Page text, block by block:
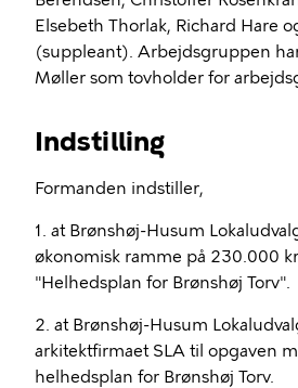
Elsebeth Thorlak, Richard Hare
(suppleant). Arbejdsgruppen
Møller som tovholder for
Indstilling
Formanden indstiller,
1. at Brønshøj-Husum
økonomisk ramme på 230.000
"Helhedsplan for Brønshøj Torv".
2. at Brønshøj-Husum
arkitektfirmaet SLA til opgaven
helhedsplan for Brønshøj Torv.